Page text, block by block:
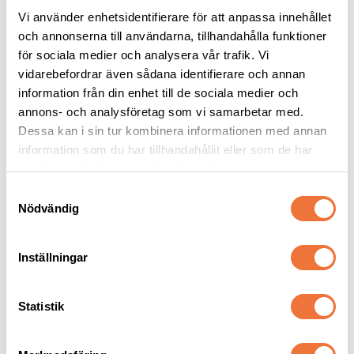
Vi använder enhetsidentifierare för att anpassa innehållet
och annonserna till användarna, tillhandahålla funktioner
för sociala medier och analysera vår trafik. Vi
vidarebefordrar även sådana identifierare och annan
information från din enhet till de sociala medier och
annons- och analysföretag som vi samarbetar med.
Dessa kan i sin tur kombinera informationen med annan
information som du har tillhandahållit eller som de har
samlat in när du har använt deras tjänster.
Nödvändig
Inställningar
Statistik
2pets Tuggtwister
tuggben med ankfilé
medium 170 g
99kr
2pets Tuggtwister
tuggben med
kycklingfilé small 80 g
55kr